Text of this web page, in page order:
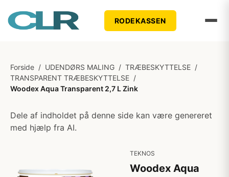
RODEKASSEN
Forside / UDENDØRS MALING / TRÆBESKYTTELSE /
TRANSPARENT TRÆBESKYTTELSE /
Woodex Aqua Transparent 2,7 L Zink
Dele af indholdet på denne side kan være genereret
med hjælp fra AI.
TEKNOS
Woodex Aqua